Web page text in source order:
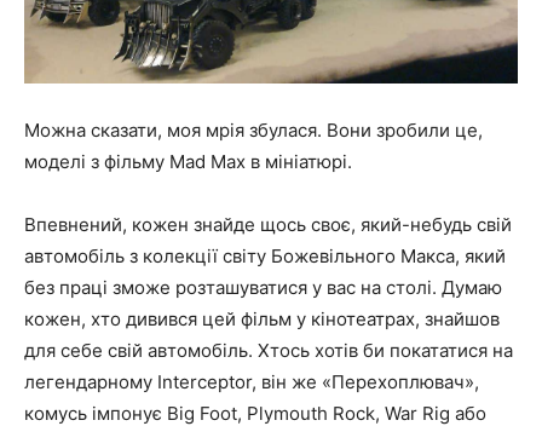
Можна сказати, моя мрія збулася. Вони зробили це,
моделі з фільму Mad Max в мініатюрі.
Впевнений, кожен знайде щось своє, який-небудь свій
автомобіль з колекції світу Божевільного Макса, який
без праці зможе розташуватися у вас на столі. Думаю
кожен, хто дивився цей фільм у кінотеатрах, знайшов
для себе свій автомобіль. Хтось хотів би покататися на
легендарному Interceptor, він же «Перехоплювач»,
комусь імпонує Big Foot, Plymouth Rock, War Rig або